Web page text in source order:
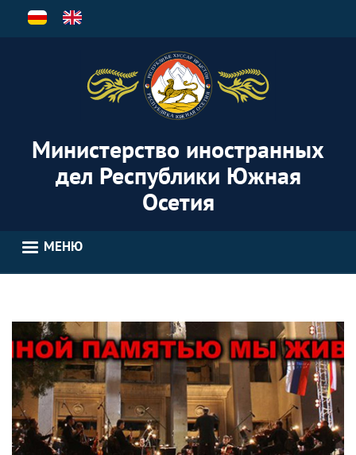
Перейти
Министерство иностранных
дел Республики Южная
Осетия
МЕНЮ